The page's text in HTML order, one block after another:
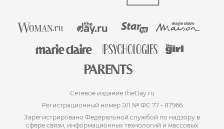
Сетевое издание theDay.ru
Регистрационный номер ЭЛ № ФС 77 - 87966
Зарегистрировано Федеральной службой по надзору в
сфере связи, информационных технологий и массовых